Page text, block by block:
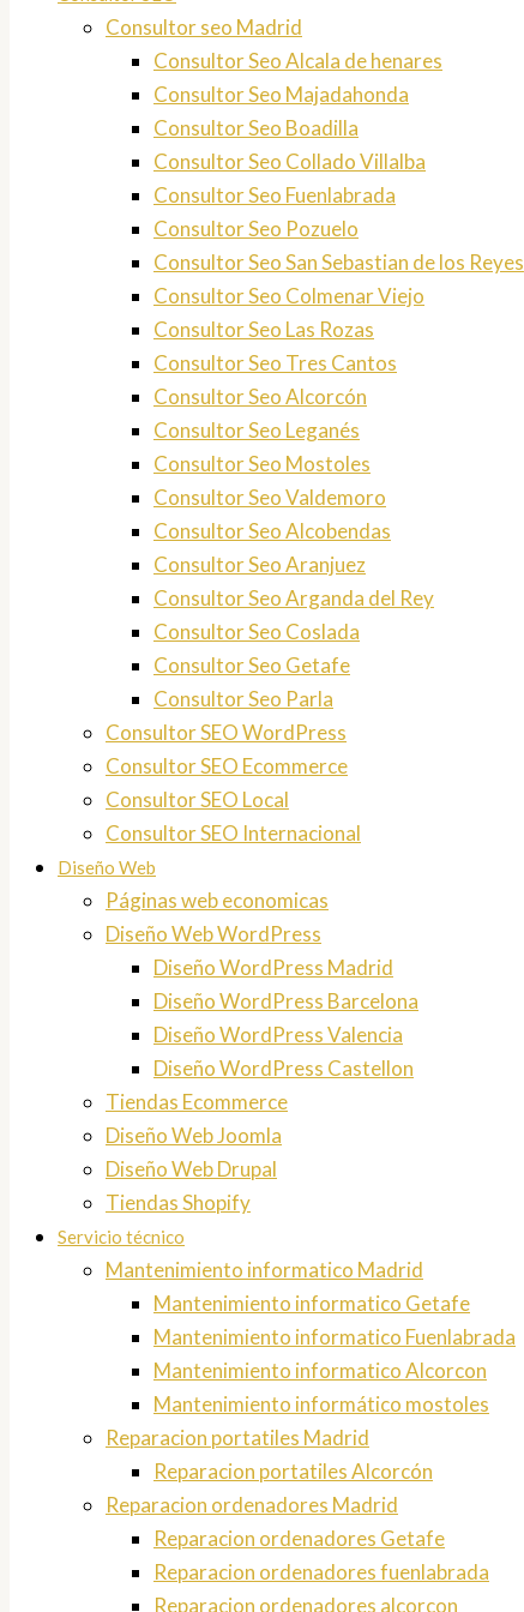
Consultor seo Madrid
Consultor Seo Alcala de henares
Consultor Seo Majadahonda
Consultor Seo Boadilla
Consultor Seo Collado Villalba
Consultor Seo Fuenlabrada
Consultor Seo Pozuelo
Consultor Seo San Sebastian de los Reyes
Consultor Seo Colmenar Viejo
Consultor Seo Las Rozas
Consultor Seo Tres Cantos
Consultor Seo Alcorcón
Consultor Seo Leganés
Consultor Seo Mostoles
Consultor Seo Valdemoro
Consultor Seo Alcobendas
Consultor Seo Aranjuez
Consultor Seo Arganda del Rey
Consultor Seo Coslada
Consultor Seo Getafe
Consultor Seo Parla
Consultor SEO WordPress
Consultor SEO Ecommerce
Consultor SEO Local
Consultor SEO Internacional
Diseño Web
Páginas web economicas
Diseño Web WordPress
Diseño WordPress Madrid
Diseño WordPress Barcelona
Diseño WordPress Valencia
Diseño WordPress Castellon
Tiendas Ecommerce
Diseño Web Joomla
Diseño Web Drupal
Tiendas Shopify
Servicio técnico
Mantenimiento informatico Madrid
Mantenimiento informatico Getafe
Mantenimiento informatico Fuenlabrada
Mantenimiento informatico Alcorcon
Mantenimiento informático mostoles
Reparacion portatiles Madrid
Reparacion portatiles Alcorcón
Reparacion ordenadores Madrid
Reparacion ordenadores Getafe
Reparacion ordenadores fuenlabrada
Reparacion ordenadores alcorcon